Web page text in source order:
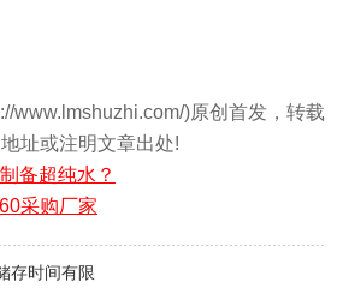
www.lmshuzhi.com/)原创首发，转载
址或注明文章出处!
备超纯水？
采购厂家
存时间有限